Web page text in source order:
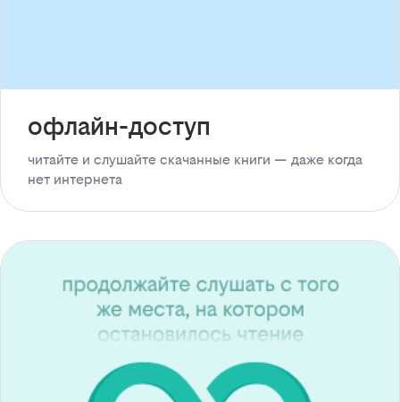
офлайн-доступ
читайте и слушайте скачанные книги — даже когда
нет интернета